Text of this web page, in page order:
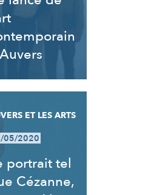
ET LES ARTS
05/2020
portrait tel
Cézanne,